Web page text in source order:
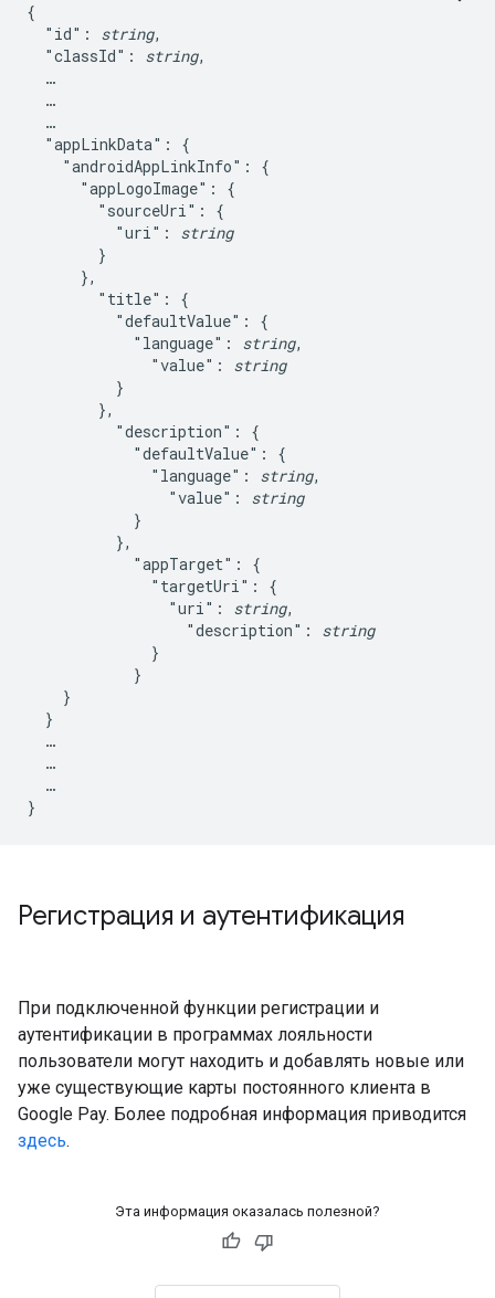
{
  "id":
string,
  "classId":
string,
  …
  …
  …
  "appLinkData": {
    "androidAppLinkInfo": {
      "appLogoImage": {
        "sourceUri": {
          "uri":
string
        }
      },
        "title": {
          "defaultValue": {
            "language":
string,
              "value":
string
          }
        },
          "description": {
            "defaultValue": {
              "language":
string,
                "value":
string
            }
          },
            "appTarget": {
              "targetUri": {
                "uri":
string,
                  "description":
string
              }
            }
    }
  }
  …
  …
  …
Регистрация и аутентификация
При подключенной функции регистрации и
аутентификации в программах лояльности
пользователи могут находить и добавлять новые или
уже существующие карты постоянного клиента в
Google Pay. Более подробная информация приводится
здесь.
Эта информация оказалась полезной?